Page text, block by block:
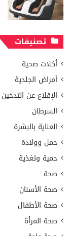
تصنيفات
أكلات صحية
أمراض الجلدية
الإقلاع عن التدخين
السرطان
العناية بالبشرة
حمل وولادة
حمية وتغذية
صحة
صحة الأسنان
صحة الأطفال
صحة المرأة